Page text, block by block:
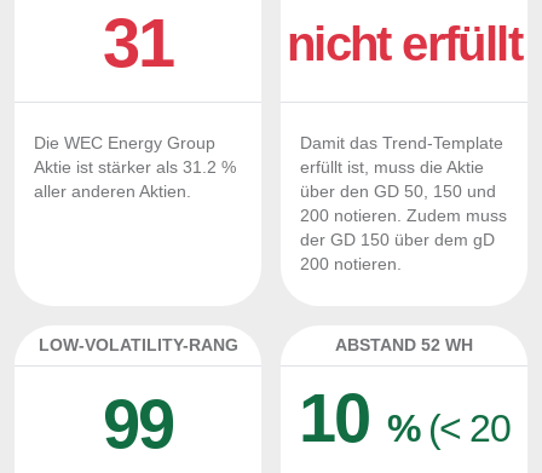
31
Die WEC Energy Group
Aktie ist stärker als 31.2 %
aller anderen Aktien.
nicht erfüllt
Damit das Trend-Template
erfüllt ist, muss die Aktie
über den GD 50, 150 und
200 notieren. Zudem muss
der GD 150 über dem gD
200 notieren.
LOW-VOLATILITY-RANG
99
ABSTAND 52 WH
10% (< 20